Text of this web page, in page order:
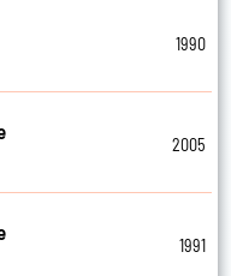
1990
2005
1991